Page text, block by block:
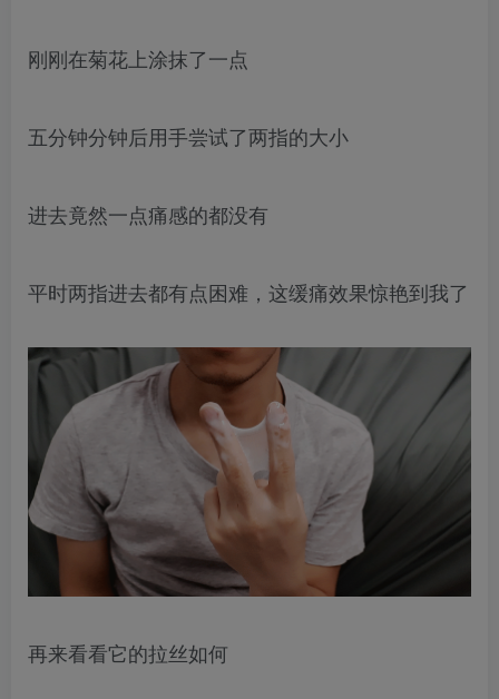
刚刚在菊花上涂抹了一点
五分钟分钟后用手尝试了两指的大小
进去竟然一点痛感的都没有
平时两指进去都有点困难，这缓痛效果惊艳到我了
再来看看它的拉丝如何